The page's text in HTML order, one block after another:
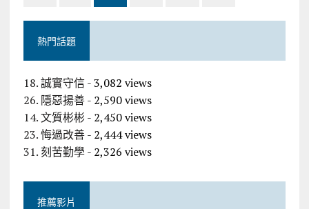
熱門話題
18. 誠實守信- 3,082 views
26. 隱惡揚善- 2,590 views
14. 文質彬彬 - 2,450 views
23. 悔過改善- 2,444 views
31. 刻苦勤學- 2,326 views
推薦影片